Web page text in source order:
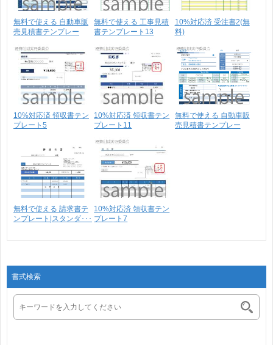
無料で使える 自動車販
売見積書テンプレー
無料で使える 工事見積
書テンプレート13
10%対応済 受注書2(無
料)
10%対応済 領収書テン
プレート5
10%対応済 領収書テン
プレート11
無料で使える 自動車販
売見積書テンプレー
無料で使える 請求書テ
ンプレート|スタンダ･･･
10%対応済 領収書テン
プレート7
書式検索